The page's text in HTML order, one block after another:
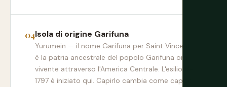
Isola di origine Garifuna
Yurumein — il nome Garifuna per Saint Vincent —
è la patria ancestrale del popolo Garifuna ora
vivente attraverso l'America Centrale. L'esilio del
1797 è iniziato qui. Capirlo cambia come capisci